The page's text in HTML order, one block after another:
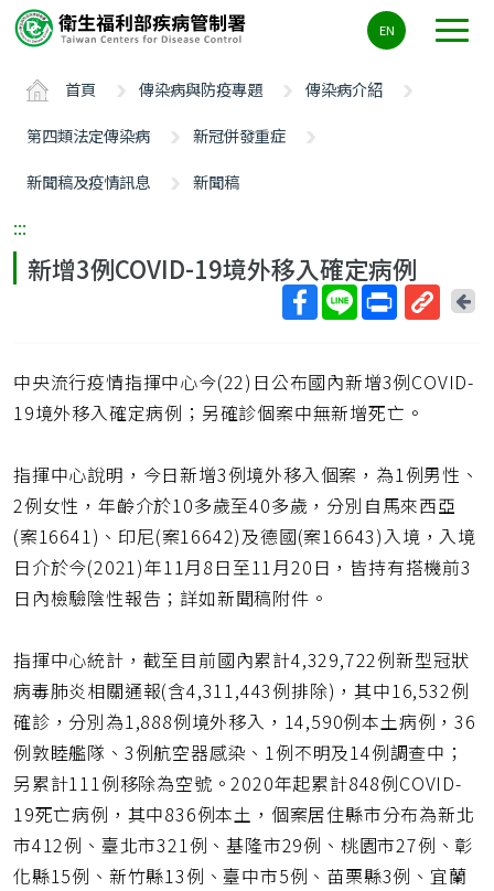
要
ALT+C
EN
首頁 傳染病與防疫專題
傳染病介紹
第四類法定傳染病
新冠併發重症
新聞稿及疫情訊息
新聞稿
:::
新增3例COVID-19境外移入確定病例
短
網
回
中央流行疫情指揮中心今(22)日公布國內新增3例COVID-
19境外移入確定病例；另確診個案中無新增死亡。
指揮中心說明，今日新增3例境外移入個案，為1例男性、
2例女性，年齡介於10多歲至40多歲，分別自馬來西亞
(案16641)、印尼(案16642)及德國(案16643)入境，入境
日介於今(2021)年11月8日至11月20日，皆持有搭機前3
日內檢驗陰性報告；詳如新聞稿附件。
指揮中心統計，截至目前國內累計4,329,722例新型冠狀
病毒肺炎相關通報(含4,311,443例排除)，其中16,532例
確診，分別為1,888例境外移入，14,590例本土病例，36
例敦睦艦隊、3例航空器感染、1例不明及14例調查中；
另累計111例移除為空號。2020年起累計848例COVID-
19死亡病例，其中836例本土，個案居住縣市分布為新北
市412例、臺北市321例、基隆市29例、桃園市27例、彰
化縣15例、新竹縣13例、臺中市5例、苗栗縣3例、宜蘭